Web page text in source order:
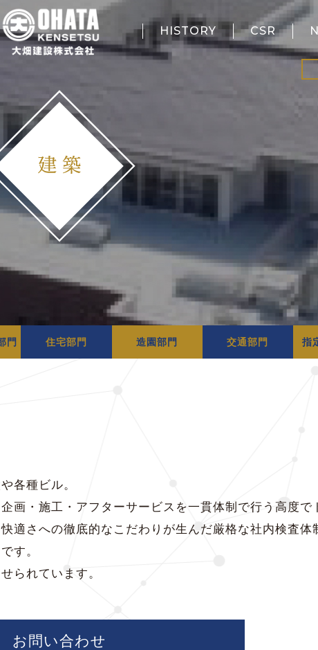
HISTORY CSR
門 住宅部門 造園部門 交通部門 指
各種ビル。
画・施工・アフターサービスを一貫体制で行う高度で
適さへの徹底的なこだわりが生んだ厳格な社内検査体
す。
られています。
お問い合わせ